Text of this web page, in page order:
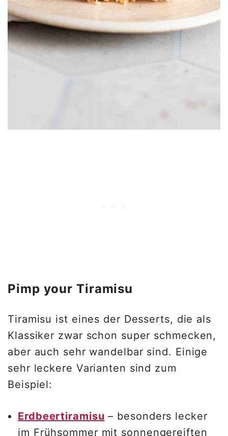
Pimp your Tiramisu
Tiramisu ist eines der Desserts, die als
Klassiker zwar schon super schmecken,
aber auch sehr wandelbar sind. Einige
sehr leckere Varianten sind zum
Beispiel:
Erdbeertiramisu – besonders lecker
im Frühsommer mit sonnengereiften